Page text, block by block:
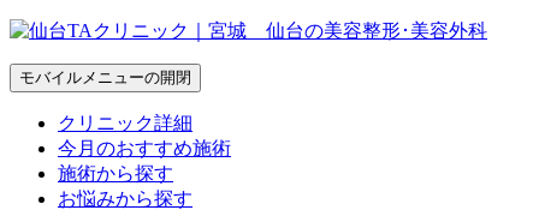
モバイルメニューの開閉
クリニック詳細
今月のおすすめ施術
施術から探す
お悩みから探す